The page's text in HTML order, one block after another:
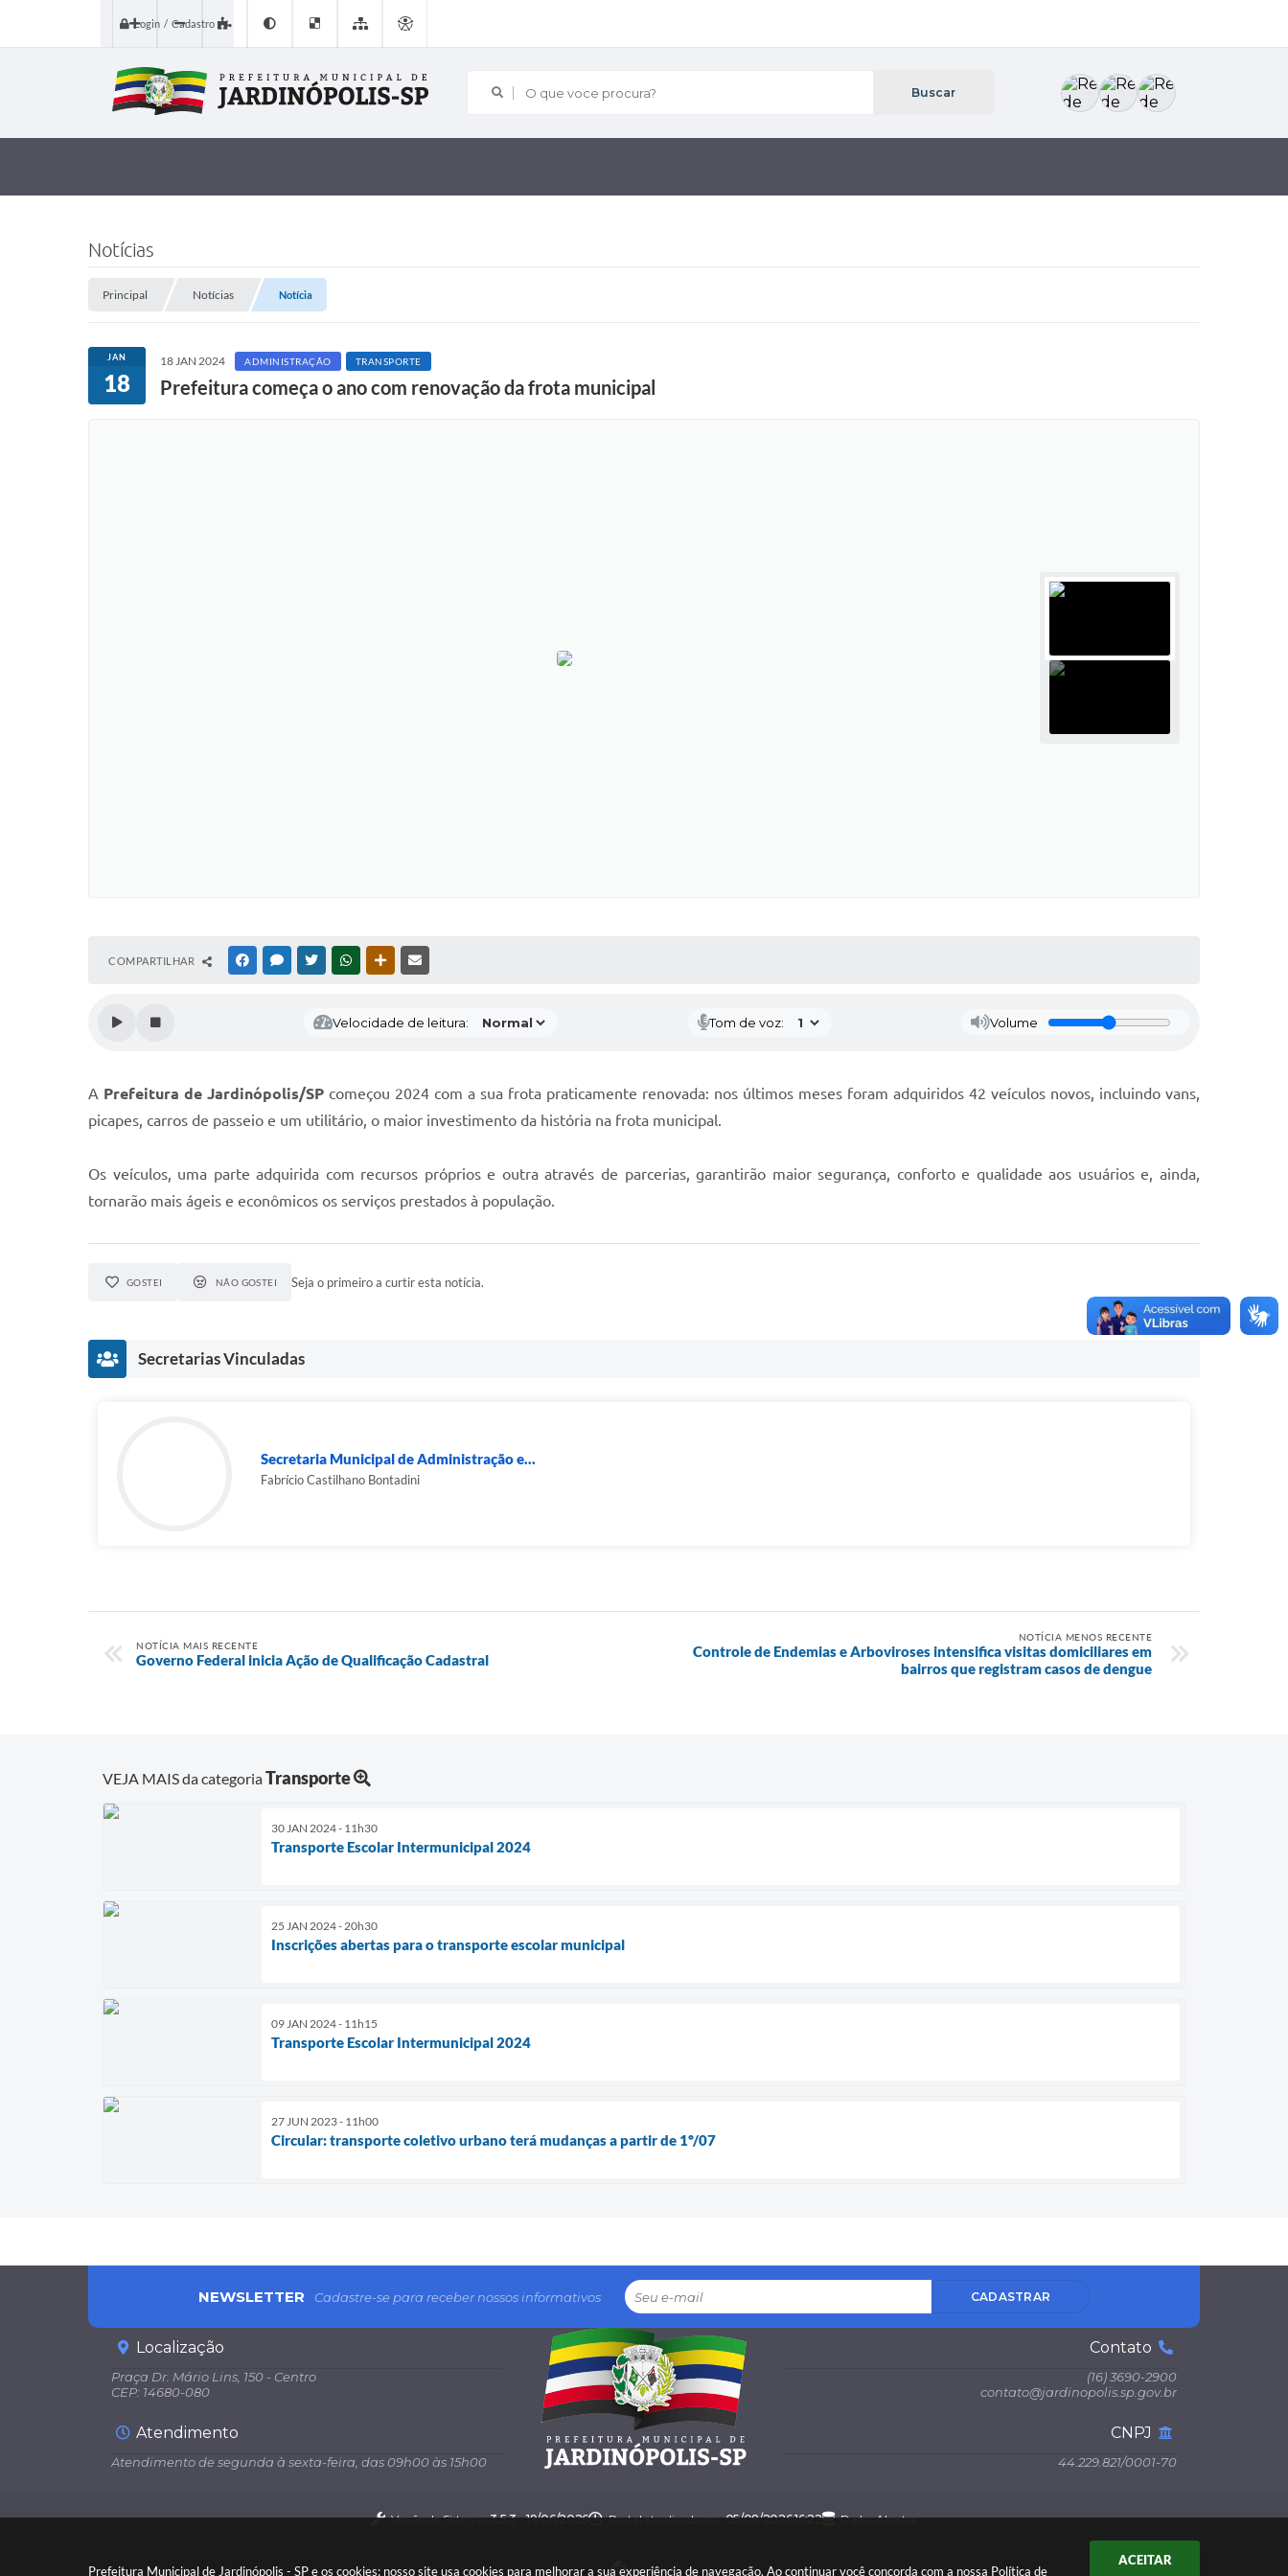
Prefeitura Municipal de Jardinópolis - SP e os cookies: nosso site usa cookies para melhorar a sua experiência de navegação. Ao continuar você concorda com a nossa Política de
ACEITAR
Login / Cadastro
O que voce procura?
Notícias
Principal Notícias Notícia
JAN
18
18 JAN 2024 ADMINISTRAÇÃO TRANSPORTE
Prefeitura começa o ano com renovação da frota municipal
COMPARTILHAR FACEBOOKMESSENGER
TWITTERWHATSAPPOUTRAS MÍDIAS
Velocidade de leitura: Tom de voz: Volume
A Prefeitura de Jardinópolis/SP começou 2024 com a sua frota praticamente renovada: nos últimos meses foram adquiridos 42 veículos novos, incluindo vans,
picapes, carros de passeio e um utilitário, o maior investimento da história na frota municipal.
Os veículos, uma parte adquirida com recursos próprios e outra através de parcerias, garantirão maior segurança, conforto e qualidade aos usuários e, ainda,
tornarão mais ágeis e econômicos os serviços prestados à população.
GOSTEI NÃO GOSTEI Seja o primeiro a curtir esta notícia.
Secretarias Vinculadas
Secretaria Municipal de Administração e...
Fabrício Castilhano Bontadini
NOTÍCIA MAIS RECENTE
Governo Federal inicia Ação de Qualificação Cadastral
NOTÍCIA MENOS RECENTE
Controle de Endemias e Arboviroses intensifica visitas domiciliares em
bairros que registram casos de dengue
VEJA MAIS da categoriaTransporte
30 JAN 2024 - 11h30
Transporte Escolar Intermunicipal 2024
25 JAN 2024 - 20h30
Inscrições abertas para o transporte escolar municipal
09 JAN 2024 - 11h15
Transporte Escolar Intermunicipal 2024
27 JUN 2023 - 11h00
Circular: transporte coletivo urbano terá mudanças a partir de 1º/07
NEWSLETTER Cadastre-se para receber nossos informativos CADASTRAR
Localização
Praça Dr. Mário Lins, 150 - Centro
CEP: 14680-080
Contato
(16) 3690-2900
contato@jardinopolis.sp.gov.br
Atendimento
Atendimento de segunda à sexta-feira, das 09h00 às 15h00
CNPJ
44.229.821/0001-70
Versão do Sistema:3.5.3 - 19/06/2026 Portal atualizado em:05/08/2026 16:22 Dados Abertos